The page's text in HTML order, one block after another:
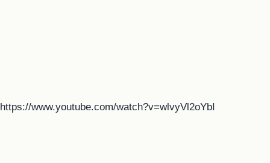
https://www.youtube.com/watch?v=wlvyVl2oYbI